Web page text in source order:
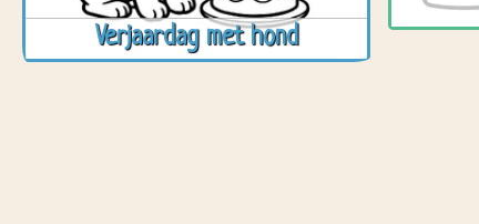
Verjaardag met hond